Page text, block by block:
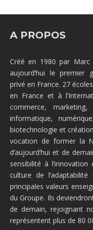
A PROPOS
Créé en 1980 par Marc
aujourd’hui le premier
privé en France. 27
en France et à
commerce,
informatique,
biotechnologie et
vocation de former la
d’aujourd’hui et de
sensibilité à l’innovation
culture de
principales valeurs
du Groupe. Ils
de demain, rejoignant
représentent plus de 80